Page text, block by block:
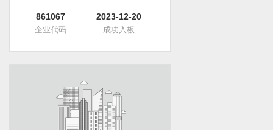
861067
企业代码
2023-12-20
成功入板